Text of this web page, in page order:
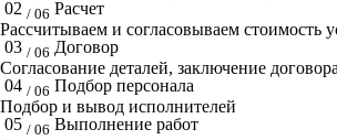
02 / 06 Расчет
Рассчитываем и согласовываем стоимость
03 / 06 Договор
Согласование деталей, заключение договора
04 / 06 Подбор персонала
Подбор и вывод исполнителей
05 / 06 Выполнение работ